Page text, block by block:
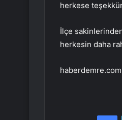
herkese
İlçe
herkesin daha